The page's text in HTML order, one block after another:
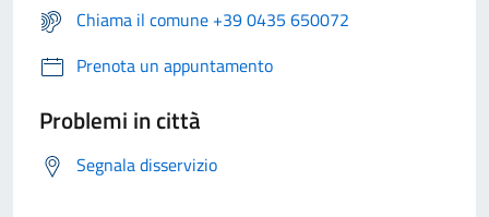
Chiama il comune +39 0435 650072
Prenota un appuntamento
Problemi in città
Segnala disservizio